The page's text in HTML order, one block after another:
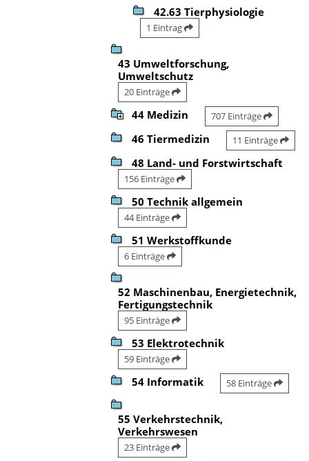
42.63 Tierphysiologie
1 Eintrag
43 Umweltforschung,
Umweltschutz
20 Einträge
44 Medizin 707 Einträge
46 Tiermedizin 11 Einträge
48 Land- und Forstwirtschaft
156 Einträge
50 Technik allgemein
44 Einträge
51 Werkstoffkunde
6 Einträge
52 Maschinenbau, Energietechnik,
Fertigungstechnik
95 Einträge
53 Elektrotechnik
59 Einträge
54 Informatik 58 Einträge
55 Verkehrstechnik,
Verkehrswesen
23 Einträge